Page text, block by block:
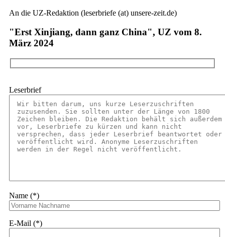
An die UZ-Redaktion (leserbriefe (at) unsere-zeit.de)
"Erst Xinjiang, dann ganz China", UZ vom 8.
März 2024
Leserbrief
Name (*)
E-Mail (*)